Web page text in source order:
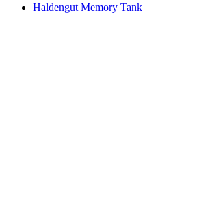
Haldengut Memory Tank